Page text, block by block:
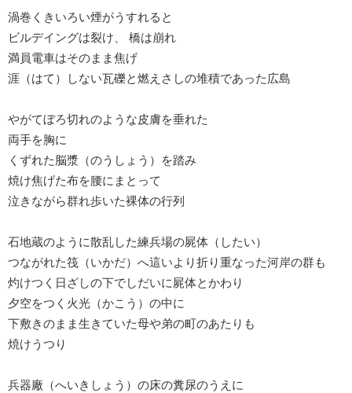
渦巻くきいろい煙がうすれると
ビルデイングは裂け、 橋は崩れ
満員電車はそのまま焦げ
涯（はて）しない瓦礫と燃えさしの堆積であった広島
やがてぼろ切れのような皮膚を垂れた
両手を胸に
くずれた脳漿（のうしょう）を踏み
焼け焦げた布を腰にまとって
泣きながら群れ歩いた裸体の行列
石地蔵のように散乱した練兵場の屍体（したい）
つながれた筏（いかだ）へ這いより折り重なった河岸の群も
灼けつく日ざしの下でしだいに屍体とかわり
夕空をつく火光（かこう）の中に
下敷きのまま生きていた母や弟の町のあたりも
焼けうつり
兵器廠（へいきしょう）の床の糞尿のうえに